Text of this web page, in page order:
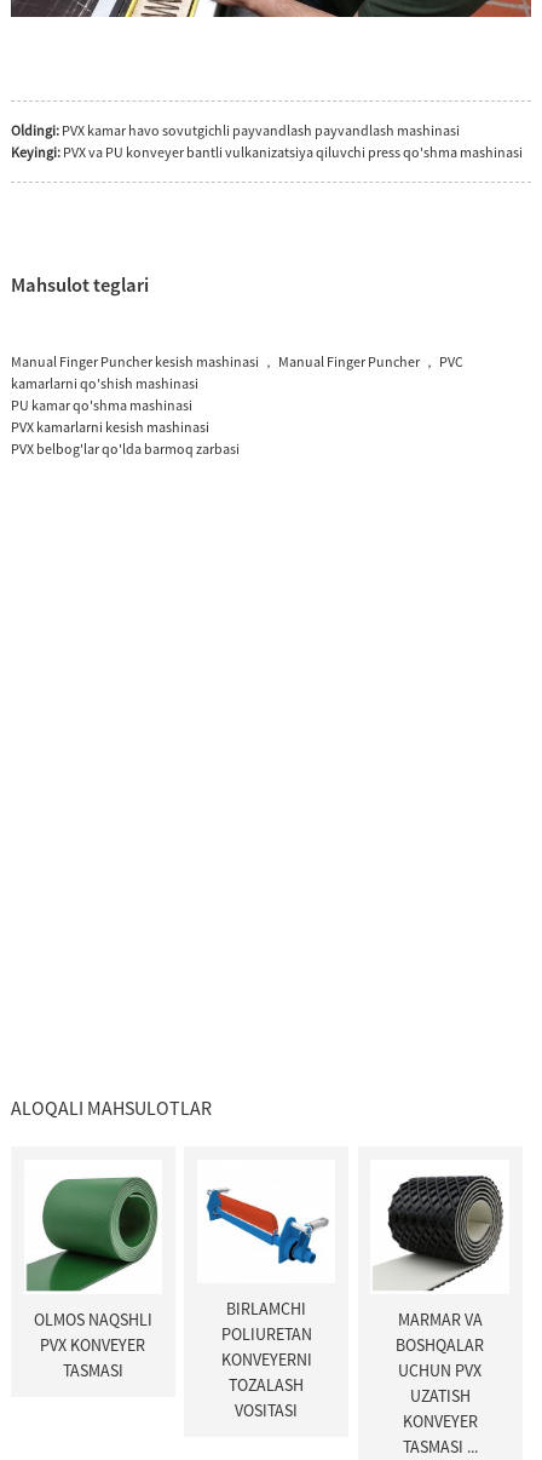
Oldingi: PVX kamar havo sovutgichli payvandlash payvandlash mashinasi
Keyingi: PVX va PU konveyer bantli vulkanizatsiya qiluvchi press qo'shma mashinasi
Mahsulot teglari
Manual Finger Puncher kesish mashinasi ， Manual Finger Puncher ， PVC
kamarlarni qo'shish mashinasi
PU kamar qo'shma mashinasi
PVX kamarlarni kesish mashinasi
PVX belbog'lar qo'lda barmoq zarbasi
ALOQALI MAHSULOTLAR
OLMOS NAQSHLI
PVX KONVEYER
TASMASI
BIRLAMCHI
POLIURETAN
KONVEYERNI
TOZALASH
VOSITASI
MARMAR VA
BOSHQALAR
UCHUN PVX
UZATISH
KONVEYER
TASMASI ...